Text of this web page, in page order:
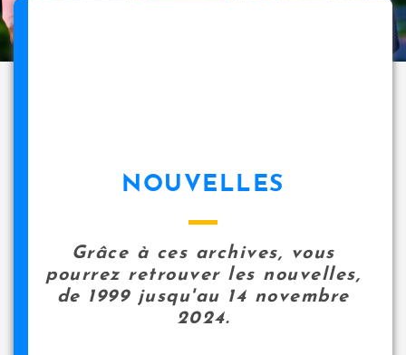
NOUVELLES
Grâce à ces archives, vous
pourrez retrouver les nouvelles,
de 1999 jusqu'au 14 novembre
2024.